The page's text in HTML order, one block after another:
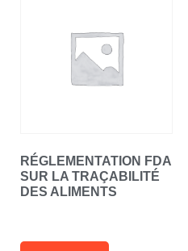
RÉGLEMENTATION FDA
SUR LA TRAÇABILITÉ
DES ALIMENTS